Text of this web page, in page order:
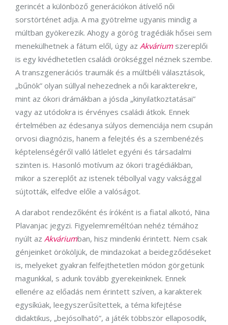
gerincét a különböző generációkon átívelő női
sorstörténet adja. A ma gyötrelme ugyanis mindig a
múltban gyökerezik. Ahogy a görög tragédiák hősei sem
menekülhetnek a fátum elől, úgy az Akváriumszereplői
is egy kivédhetetlen családi örökséggel néznek szembe.
A transzgenerációs traumák és a múltbéli választások,
„bűnök” olyan súllyal nehezednek a női karakterekre,
mint az ókori drámákban a jósda „kinyilatkoztatásai”
vagy az utódokra is érvényes családi átkok. Ennek
értelmében az édesanya súlyos demenciája nem csupán
orvosi diagnózis, hanem a felejtés és a szembenézés
képtelenségéről valló látlelet egyéni és társadalmi
szinten is. Hasonló motívum az ókori tragédiákban,
mikor a szereplőt az istenek tébollyal vagy vaksággal
sújtották, elfedve előle a valóságot.
A darabot rendezőként és íróként is a fiatal alkotó, Nina
Plavanjac jegyzi. Figyelemreméltóan nehéz témához
nyúlt az Akváriumban, hisz mindenki érintett. Nem csak
génjeinket örököljük, de mindazokat a beidegződéseket
is, melyeket gyakran felfejthetetlen módon görgetünk
magunkkal, s adunk tovább gyerekeinknek. Ennek
ellenére az előadás nem érintett szíven, a karakterek
egysíkúak, leegyszerűsítettek, a téma kifejtése
didaktikus, „bejósolható”, a játék többször ellaposodik,